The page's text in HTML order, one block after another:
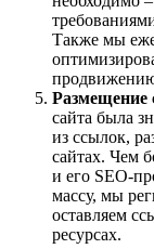
Также мы
Размещение
сайта была
из ссылок,
сайтах. Чем
и его SEO-
массу, мы
оставляем
ресурсах.